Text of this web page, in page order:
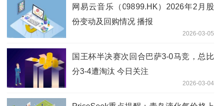
网易云音乐（09899.HK）2026年2月股
份变动及回购情况 播报
2026-03-05
国王杯半决赛次回合巴萨3-0马竞，总比
分3-4遭淘汰 今日关注
2026-03-04